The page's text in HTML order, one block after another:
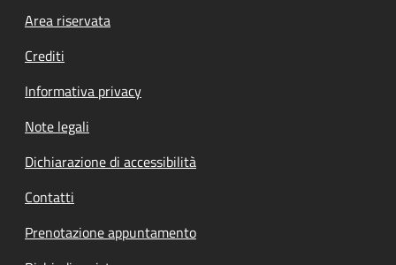
Footer menu
Area riservata
Crediti
Informativa privacy
Note legali
Dichiarazione di accessibilità
Contatti
Prenotazione appuntamento